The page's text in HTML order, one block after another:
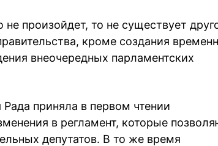
произойдет, то не существует
кроме создания
внеочередных парламентских
приняла в первом чтении
в регламент, которые
депутатов. В то же время